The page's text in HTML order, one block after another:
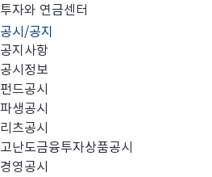
투자와 연금센터
공시/공지
공지사항
공시정보
펀드공시
파생공시
리츠공시
고난도금융투자상품공시
경영공시
첨부와 같이 FY2020 지배구조
FY2020 지배구조 연차보